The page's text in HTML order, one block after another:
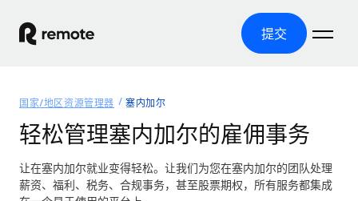
提交
产品
全球招聘
全球薪资管理
资源
国家/地区资源管理器 塞内加尔
轻松管理塞内加尔的雇佣事务
让在塞内加尔就业变得轻松。让我们为您在塞内加尔的团队处理
薪资、福利、税务、合规事务，甚至股票期权，所有服务都集成